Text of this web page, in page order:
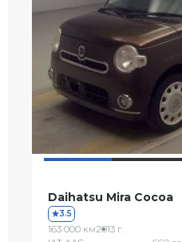
Daihatsu Mira Cocoa
3.5
163 000 км2013 г.